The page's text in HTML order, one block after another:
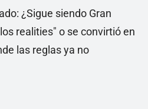
¿Sigue siendo Gran
realities" o se convirtió en
las reglas ya no